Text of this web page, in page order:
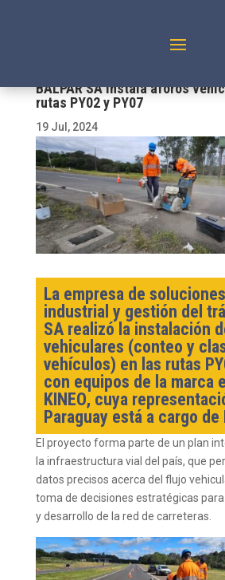
BALPAR SA instala aforos
rutas PY02 y PY07
19 Jul, 2024
La empresa de
industrial y gestión del
SA realizó la instalación
vehiculares (conteo y
vehículos) en las rutas
con equipos de la marca
KINEO, cuya
Paraguay está a cargo de
El proyecto forma parte de un plan
la infraestructura vial del país, que
datos precisos acerca del flujo
toma de decisiones estratégicas
y desarrollo de la red de carreteras.